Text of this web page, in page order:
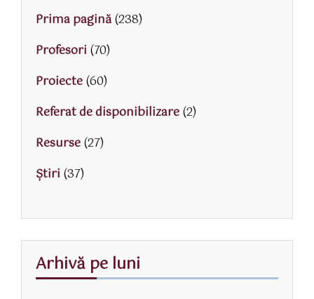
Prima pagină(238)
Profesori (70)
Proiecte(60)
Referat de disponibilizare(2)
Resurse(27)
Știri (37)
Arhivă pe luni